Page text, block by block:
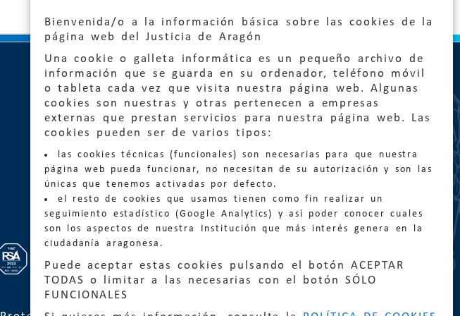
Bienvenida/o a la información básica sobre las cookies de la
página web del Justicia de Aragón
Una cookie o galleta informática es un pequeño archivo de
información que se guarda en su ordenador, teléfono móvil
o tableta cada vez que visita nuestra página web. Algunas
cookies son nuestras y otras pertenecen a empresas
externas que prestan servicios para nuestra página web. Las
cookies pueden ser de varios tipos:
las cookies técnicas (funcionales) son necesarias para que nuestra
página web pueda funcionar, no necesitan de su autorización y son las
únicas que tenemos activadas por defecto.
el resto de cookies que usamos tienen como fin realizar un
seguimiento estadístico (Google Analytics) y así poder conocer cuales
son los aspectos de nuestra Institución que más interés genera en la
ciudadanía aragonesa.
Puede aceptar estas cookies pulsando el botón ACEPTAR
TODAS o limitar a las necesarias con el botón SÓLO
FUNCIONALES
Quejas:quejas@eljusticiadearagon.es
Información general:
informacion@eljusticiadearagon.es
Teléfonos: 900 210 210 / 976 399 354